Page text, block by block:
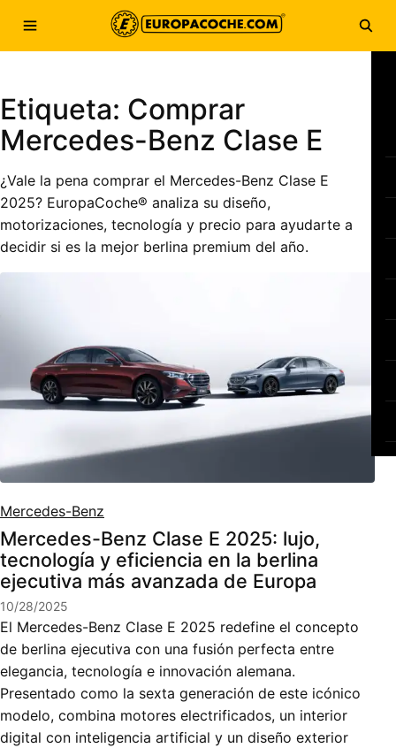
Saltar al contenido
Abrir menú
Etiqueta: Comprar
Mercedes-Benz Clase E
¿Vale la pena comprar el Mercedes-Benz Clase E
2025? EuropaCoche® analiza su diseño,
motorizaciones, tecnología y precio para ayudarte a
decidir si es la mejor berlina premium del año.
Mercedes-Benz
Mercedes-Benz Clase E 2025: lujo,
tecnología y eficiencia en la berlina
ejecutiva más avanzada de Europa
10/28/2025
El Mercedes-Benz Clase E 2025 redefine el concepto
de berlina ejecutiva con una fusión perfecta entre
elegancia, tecnología e innovación alemana.
Presentado como la sexta generación de este icónico
modelo, combina motores electrificados, un interior
digital con inteligencia artificial y un diseño exterior